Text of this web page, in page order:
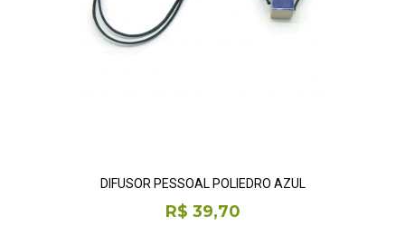
DIFUSOR PESSOAL POLIEDRO AZUL
R$ 39,70